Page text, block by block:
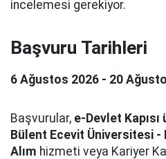
incelemesi gerekiyor.
Başvuru Tarihleri
6 Ağustos 2026 - 20
Başvurular, e-Devlet
Bülent Ecevit Üniversitesi -
Alım hizmeti veya Kariyer